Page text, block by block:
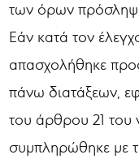
των όρων
Εάν κατά τον
απασχολήθηκε
πάνω διατάξεων,
του άρθρου 21 του
συμπληρώθηκε με